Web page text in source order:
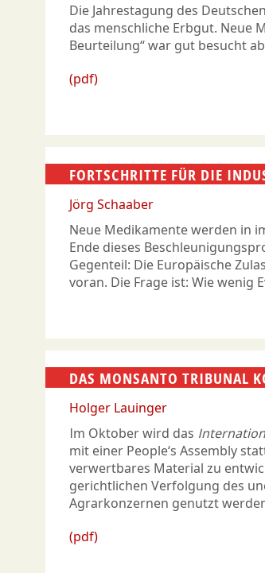
Die Jahrestagung des
das menschliche Erbgut. Neue
Beurteilung“ war gut besucht
(pdf)
FORTSCHRITTE FÜR DIE
Jörg Schaaber
Neue Medikamente werden in
Ende dieses
Gegenteil: Die Europäische
voran. Die Frage ist: Wie wenig
DAS MONSANTO TRIBUNAL
Holger Lauinger
Im Oktober wird das
mit einer People‘s Assembly
verwertbares Material zu
gerichtlichen Verfolgung des
Agrarkonzernen genutzt
(pdf)